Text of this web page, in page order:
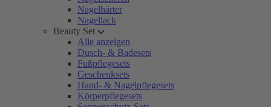
Nagelhärter
Nagellack
Beauty Set
Alle anzeigen
Dusch- & Badesets
Fußpflegesets
Geschenksets
Hand- & Nagelpflegesets
Körperpflegesets